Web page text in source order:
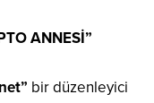
ANNESİ”
bir düzenleyici